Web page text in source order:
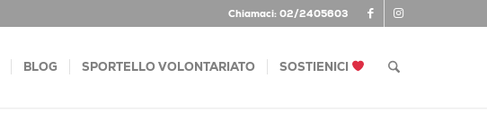
Chiamaci: 02/2405603
BLOG SPORTELLO VOLONTARIATO SOSTIENICI